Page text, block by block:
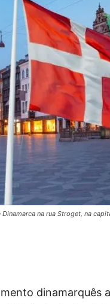
Dinamarca na rua Stroget, na
dinamarquês